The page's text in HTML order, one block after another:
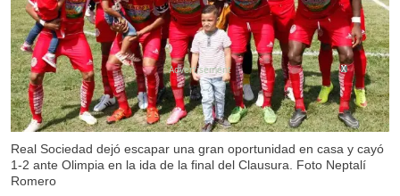
Real Sociedad dejó escapar una gran oportunidad en casa y cayó
1-2 ante Olimpia en la ida de la final del Clausura. Foto Neptalí
Romero
X
X
X